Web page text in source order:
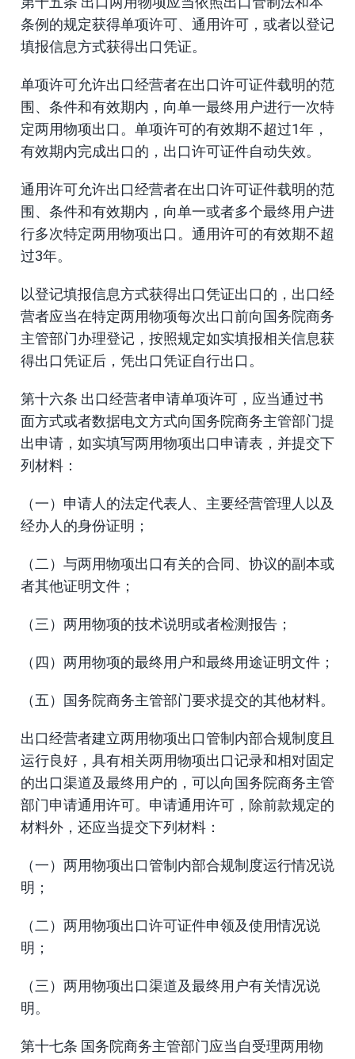
条例的规定获得单项许可、通用许可，或者以登记
填报信息方式获得出口凭证。
单项许可允许出口经营者在出口许可证件载明的范
围、条件和有效期内，向单一最终用户进行一次特
定两用物项出口。单项许可的有效期不超过1年，
有效期内完成出口的，出口许可证件自动失效。
通用许可允许出口经营者在出口许可证件载明的范
围、条件和有效期内，向单一或者多个最终用户进
行多次特定两用物项出口。通用许可的有效期不超
过3年。
以登记填报信息方式获得出口凭证出口的，出口经
营者应当在特定两用物项每次出口前向国务院商务
主管部门办理登记，按照规定如实填报相关信息获
得出口凭证后，凭出口凭证自行出口。
第十六条 出口经营者申请单项许可，应当通过书
面方式或者数据电文方式向国务院商务主管部门提
出申请，如实填写两用物项出口申请表，并提交下
列材料：
（一）申请人的法定代表人、主要经营管理人以及
经办人的身份证明；
（二）与两用物项出口有关的合同、协议的副本或
者其他证明文件；
（三）两用物项的技术说明或者检测报告；
（四）两用物项的最终用户和最终用途证明文件；
（五）国务院商务主管部门要求提交的其他材料。
出口经营者建立两用物项出口管制内部合规制度且
运行良好，具有相关两用物项出口记录和相对固定
的出口渠道及最终用户的，可以向国务院商务主管
部门申请通用许可。申请通用许可，除前款规定的
材料外，还应当提交下列材料：
（一）两用物项出口管制内部合规制度运行情况说
明；
（二）两用物项出口许可证件申领及使用情况说
明；
（三）两用物项出口渠道及最终用户有关情况说
明。
第十七条 国务院商务主管部门应当自受理两用物